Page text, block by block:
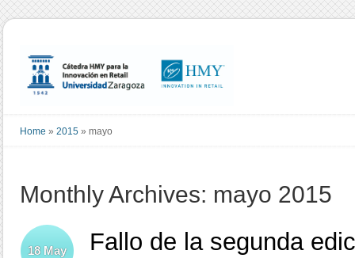
Home » 2015 » mayo
Monthly Archives: mayo 2015
Fallo de la segunda
18 May